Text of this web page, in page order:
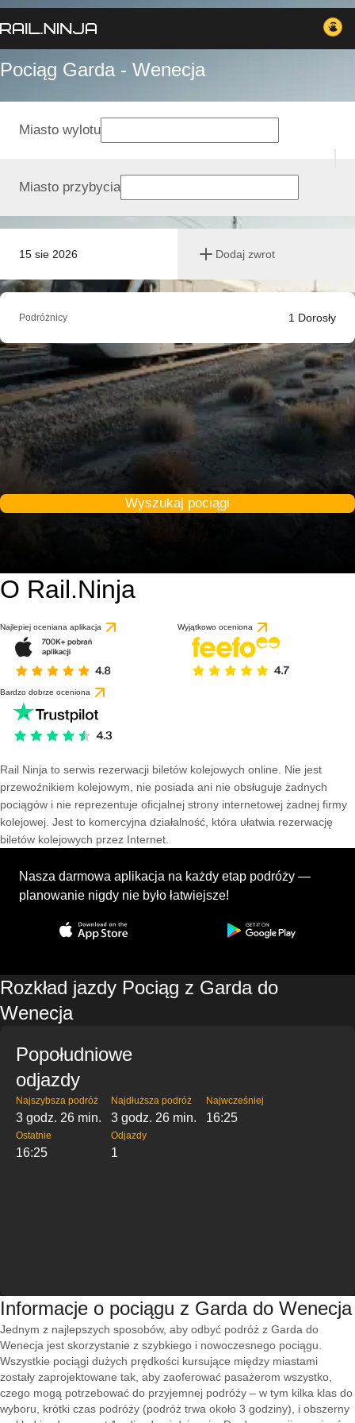
Pociąg Garda - Wenecja
15 sie 2026 Dodaj zwrot
Miasto wylotu
Miasto przybycia
Podróżnicy 1 Dorosły
Wyszukaj pociągi
O Rail.Ninja
Najlepiej oceniana aplikacja Wyjątkowo oceniona
Bardzo dobrze oceniona
Rail Ninja to serwis rezerwacji biletów kolejowych online. Nie jest
przewoźnikiem kolejowym, nie posiada ani nie obsługuje żadnych
pociągów i nie reprezentuje oficjalnej strony internetowej żadnej firmy
kolejowej. Jest to komercyjna działalność, która ułatwia rezerwację
biletów kolejowych przez Internet.
Nasza darmowa aplikacja na każdy etap podróży —
planowanie nigdy nie było łatwiejsze!
Rozkład jazdy Pociąg z Garda do
Wenecja
Popołudniowe
odjazdy
Najszybsza podróż
3 godz. 26 min.
Najdłuższa podróż
3 godz. 26 min.
Najwcześniej
16:25
Ostatnie
16:25
Odjazdy
1
Informacje o pociągu z Garda do Wenecja
Jednym z najlepszych sposobów, aby odbyć podróż z Garda do
Wenecja jest skorzystanie z szybkiego i nowoczesnego pociągu.
Wszystkie pociągi dużych prędkości kursujące między miastami
zostały zaprojektowane tak, aby zaoferować pasażerom wszystko,
czego mogą potrzebować do przyjemnej podróży – w tym kilka klas do
wyboru, krótki czas podróży (podróż trwa około 3 godziny), i obszerny